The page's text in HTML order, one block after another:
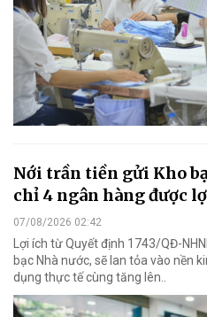
Nới trần tiền gửi Kho
chỉ 4 ngân hàng được
07/08/2026 02:42
Lợi ích từ Quyết định 1743/QĐ-
bạc Nhà nước, sẽ lan tỏa vào nền
dụng thực tế cùng tăng lên..